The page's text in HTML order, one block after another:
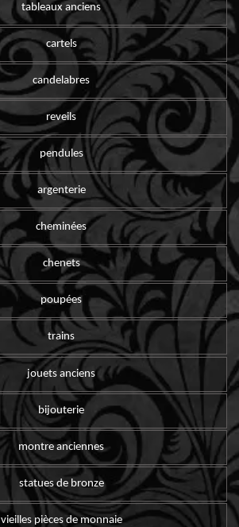
tableaux anciens
cartels
candelabres
reveils
pendules
argenterie
cheminées
chenets
poupées
trains
jouets anciens
bijouterie
montre anciennes
statues de bronze
vieilles pièces de monnaie